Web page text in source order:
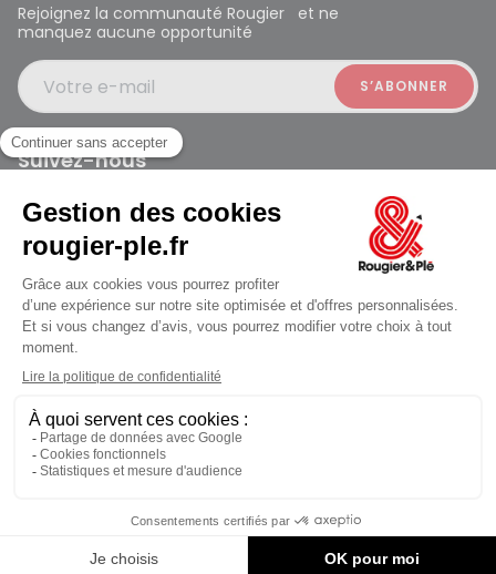
jusqu'au Vendredi à 10:00
Rejoignez la communauté Rougier et ne
manquez aucune opportunité
Votre e-mail
Suivez-nous
Rougier et Plé 2024 Copyright
Mentions légales
Conditions générales des ventes
Données personnelles
Paiement sécurisé